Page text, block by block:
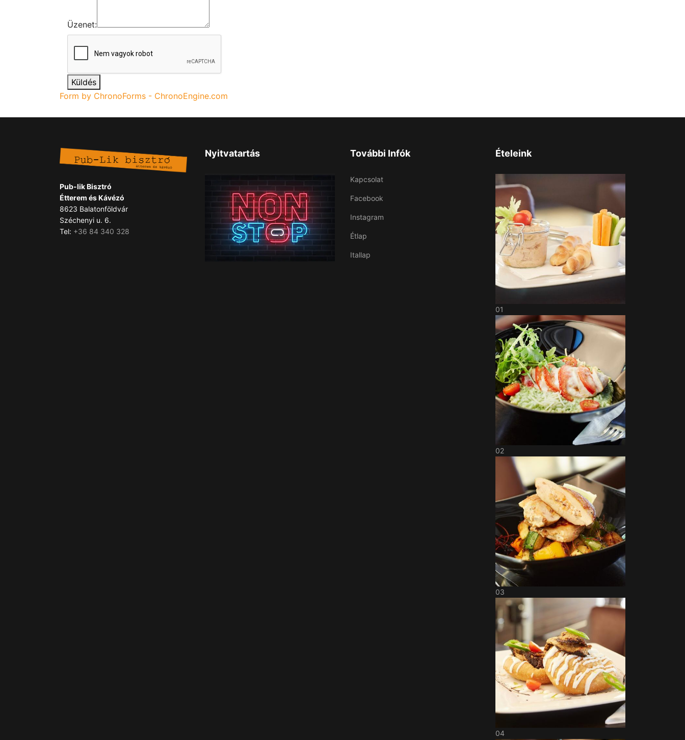
Üzenet:
Küldés
Form by ChronoForms - ChronoEngine.com
Pub-lik Bisztró
Étterem és Kávézó
8623 Balatonföldvár
Széchenyi u. 6.
Tel: +36 84 340 328
Nyitvatartás További Infók
Kapcsolat
Facebook
Instagram
Étlap
Itallap
Ételeink
01
02
03
04